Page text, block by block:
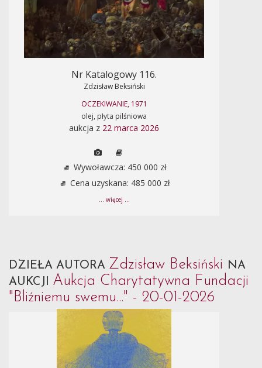
Nr Katalogowy 116.
Zdzisław Beksiński
OCZEKIWANIE, 1971
olej, płyta pilśniowa
aukcja z 22 marca 2026
Wywoławcza: 450 000 zł
Cena uzyskana: 485 000 zł
... więcej ...
DZIEŁA AUTORA Zdzisław Beksiński NA
AUKCJI Aukcja Charytatywna Fundacji
"Bliźniemu swemu..." - 20-01-2026